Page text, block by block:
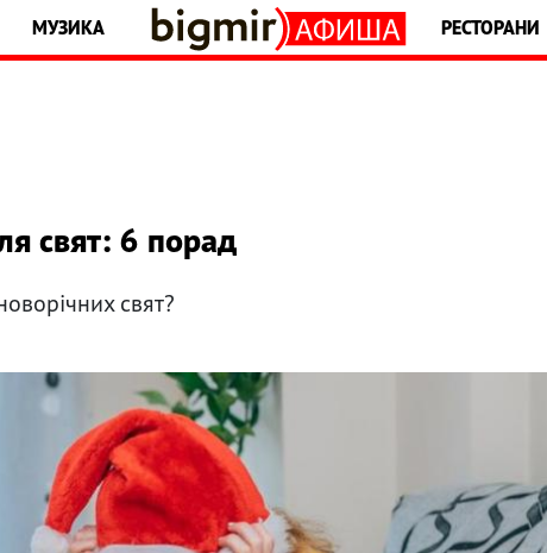
МУЗИКА РЕСТОРАНИ
свят: 6 порад
свят?